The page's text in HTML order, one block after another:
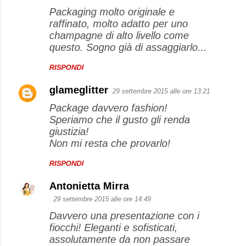
Packaging molto originale e
raffinato, molto adatto per uno
champagne di alto livello come
questo. Sogno già di assaggiarlo...
RISPONDI
glameglitter 29 settembre 2015 alle ore 13:21
Package davvero fashion!
Speriamo che il gusto gli renda
giustizia!
Non mi resta che provarlo!
RISPONDI
Antonietta Mirra
29 settembre 2015 alle ore 14:49
Davvero una presentazione con i
fiocchi! Eleganti e sofisticati,
assolutamente da non passare